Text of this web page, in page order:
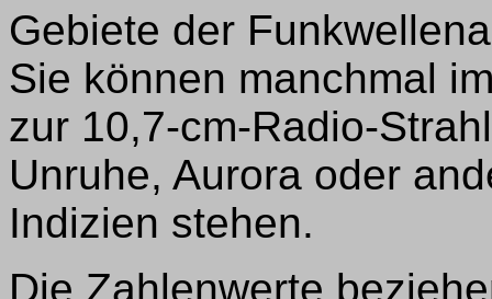
Gebiete der
Sie können manchmal
zur 10,7-cm-Radio-
Unruhe, Aurora oder
Indizien stehen.
Die Zahlenwerte